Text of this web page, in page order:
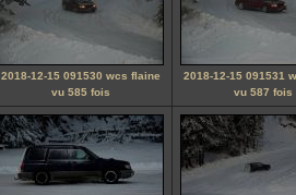
2018-12-15 091530 wcs flaine
vu 585 fois
2018-12-15 091531
vu 587 fois